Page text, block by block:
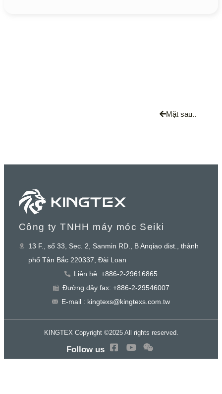
Mặt sau..
Công ty TNHH máy móc Seiki
13 F., số 33, Sec. 2, Sanmin RD., B Anqiao dist., thành
phố Tân Bắc 220337, Đài Loan
Liên hệ: +886-2-29616865
Đường dây fax: +886-2-29546007
E-mail : kingtexs@kingtexs.com.tw
KINGTEX Copyright ©2025 All rights reserved.
Follow us